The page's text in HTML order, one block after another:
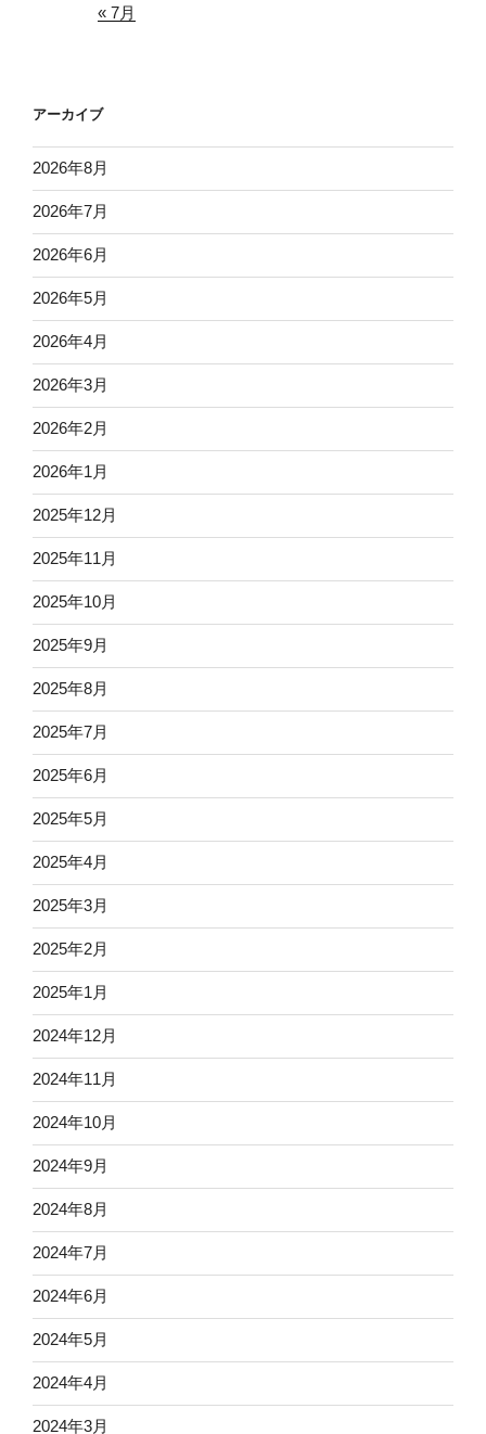
« 7月
アーカイブ
2026年8月
2026年7月
2026年6月
2026年5月
2026年4月
2026年3月
2026年2月
2026年1月
2025年12月
2025年11月
2025年10月
2025年9月
2025年8月
2025年7月
2025年6月
2025年5月
2025年4月
2025年3月
2025年2月
2025年1月
2024年12月
2024年11月
2024年10月
2024年9月
2024年8月
2024年7月
2024年6月
2024年5月
2024年4月
2024年3月